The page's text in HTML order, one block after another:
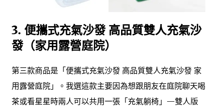
3. 便攜式充氣沙發 高品質雙人充氣沙
發（家用露營庭院）
第三款商品是「便攜式充氣沙發 高品質雙人充氣沙發 家
用露營庭院」。我選這款主要因為想跟朋友在庭院聊天喝
茶或看星星時兩人可以共用一張「充氣躺椅」—雙人版